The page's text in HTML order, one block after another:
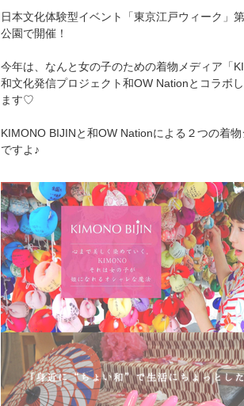
日本文化体験型イベント「東京江戸ウィーク」
公園で開催！
今年は、なんと女の子のための着物メディア「
和文化発信プロジェクト和OW Nationとコラボ
ます♡
KIMONO BIJINと和OW Nationによる２つの着
ですよ♪